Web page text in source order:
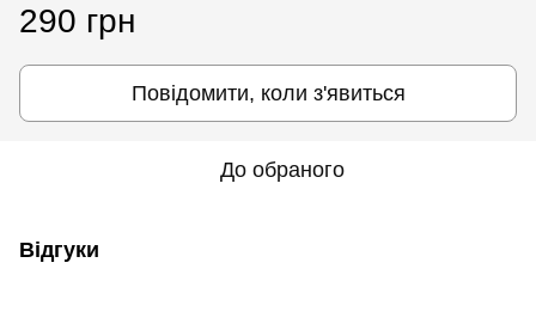
290 грн
Повідомити, коли з'явиться
До обраного
Відгуки